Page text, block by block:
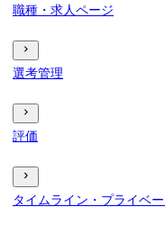
職種・求人ページ
選考管理
評価
タイムライン・プライベー